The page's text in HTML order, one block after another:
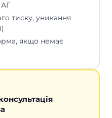
тиску, уникання
якщо немає